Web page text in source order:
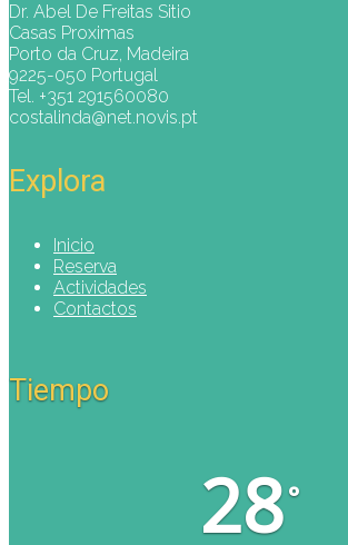
Dr. Abel De Freitas Sitio
Casas Proximas
Porto da Cruz, Madeira
9225-050 Portugal
Tel. +351 291560080
costalinda@net.novis.pt
Explora
Inicio
Reserva
Actividades
Contactos
Tiempo
28°